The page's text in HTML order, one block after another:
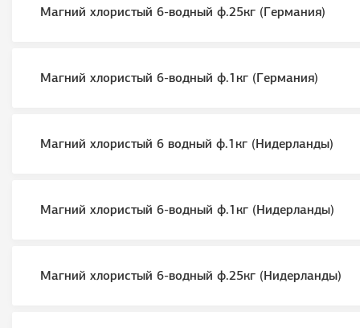
Магний хлористый 6-водный ф.25кг (Германия)
Магний хлористый 6-водный ф.1кг (Германия)
Магний хлористый 6 водный ф.1кг (Нидерланды)
Магний хлористый 6-водный ф.1кг (Нидерланды)
Магний хлористый 6-водный ф.25кг (Нидерланды)